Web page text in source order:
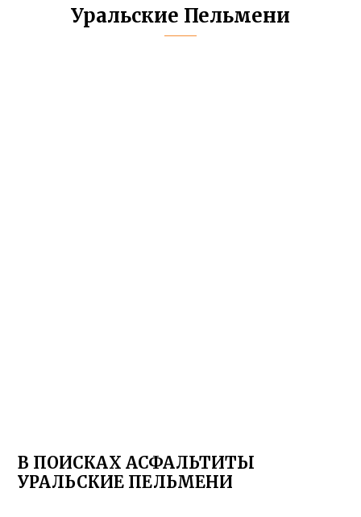
Уральские Пельмени
В ПОИСКАХ АСФАЛЬТИТЫ
УРАЛЬСКИЕ ПЕЛЬМЕНИ